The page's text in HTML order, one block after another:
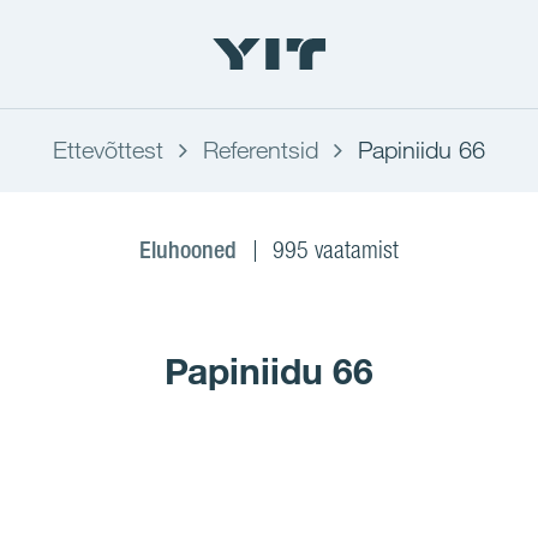
Ettevõttest Referentsid Papiniidu 66
Eluhooned 995 vaatamist
Papiniidu 66